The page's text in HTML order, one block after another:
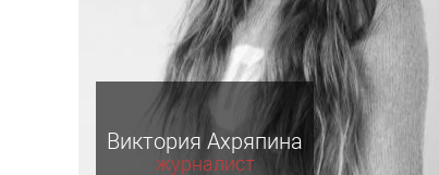
Виктория Ахряпина
журналист